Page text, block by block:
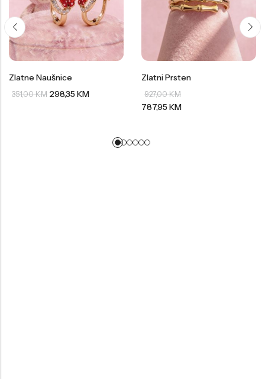
Zlatne Naušnice
351,00KM 298,35KM
Zlatni Prsten
927,00KM
787,95KM